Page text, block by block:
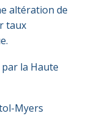
altération de
taux
la Haute
Myers